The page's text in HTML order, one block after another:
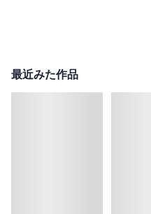
最近みた作品